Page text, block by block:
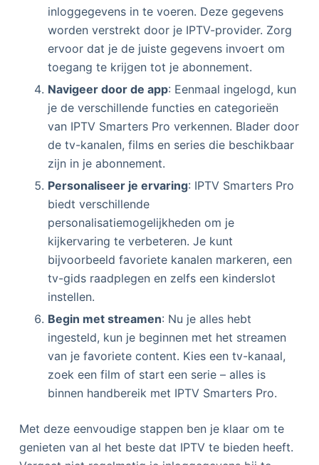
inloggegevens in te voeren. Deze gegevens
worden verstrekt door je IPTV-provider. Zorg
ervoor dat je de juiste gegevens invoert om
toegang te krijgen tot je abonnement.
Navigeer door de app: Eenmaal ingelogd, kun
je de verschillende functies en categorieën
van IPTV Smarters Pro verkennen. Blader door
de tv-kanalen, films en series die beschikbaar
zijn in je abonnement.
Personaliseer je ervaring: IPTV Smarters Pro
biedt verschillende
personalisatiemogelijkheden om je
kijkervaring te verbeteren. Je kunt
bijvoorbeeld favoriete kanalen markeren, een
tv-gids raadplegen en zelfs een kinderslot
instellen.
Begin met streamen: Nu je alles hebt
ingesteld, kun je beginnen met het streamen
van je favoriete content. Kies een tv-kanaal,
zoek een film of start een serie – alles is
binnen handbereik met IPTV Smarters Pro.
Met deze eenvoudige stappen ben je klaar om te
genieten van al het beste dat IPTV te bieden heeft.